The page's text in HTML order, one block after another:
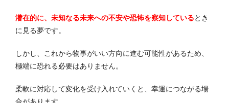
潜在的に、未知なる未来への不安や恐怖を察知しているとき
に見る夢です。
しかし、これから物事がいい方向に進む可能性があるため、
極端に恐れる必要はありません。
柔軟に対応して変化を受け入れていくと、幸運につながる場